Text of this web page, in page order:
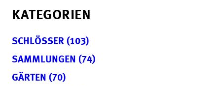
KATEGORIEN
SCHLÖSSER (103)
SAMMLUNGEN (74)
GÄRTEN (70)